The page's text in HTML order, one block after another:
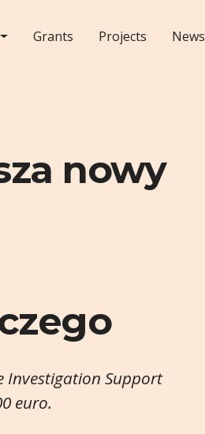
Grants Projects News
nowy
Investigation Support
euro.